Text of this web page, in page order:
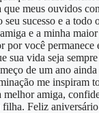
meus ouvidos
sucesso e a todo
e a minha
por você permanece
sua vida seja
de um ano
me inspiram
amiga,
Feliz